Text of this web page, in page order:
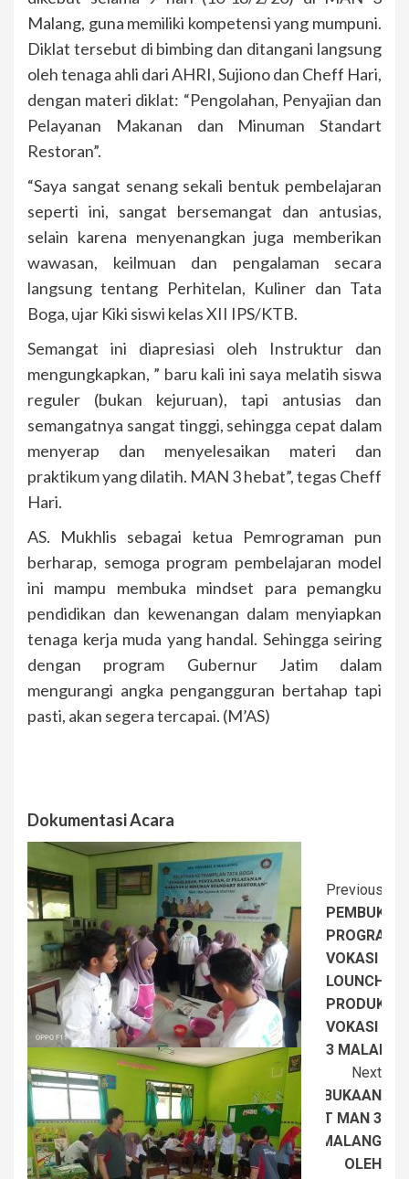
Malang, guna memiliki kompetensi yang mumpuni.
Diklat tersebut di bimbing dan ditangani langsung
oleh tenaga ahli dari AHRI, Sujiono dan Cheff Hari,
dengan materi diklat: “Pengolahan, Penyajian dan
Pelayanan Makanan dan Minuman Standart
Restoran”.
“Saya sangat senang sekali bentuk pembelajaran
seperti ini, sangat bersemangat dan antusias,
selain karena menyenangkan juga memberikan
wawasan, keilmuan dan pengalaman secara
langsung tentang Perhitelan, Kuliner dan Tata
Boga, ujar Kiki siswi kelas XII IPS/KTB.
Semangat ini diapresiasi oleh Instruktur dan
mengungkapkan, ” baru kali ini saya melatih siswa
reguler (bukan kejuruan), tapi antusias dan
semangatnya sangat tinggi, sehingga cepat dalam
menyerap dan menyelesaikan materi dan
praktikum yang dilatih. MAN 3 hebat”, tegas Cheff
Hari.
AS. Mukhlis sebagai ketua Pemrograman pun
berharap, semoga program pembelajaran model
ini mampu membuka mindset para pemangku
pendidikan dan kewenangan dalam menyiapkan
tenaga kerja muda yang handal. Sehingga seiring
dengan program Gubernur Jatim dalam
mengurangi angka pengangguran bertahap tapi
pasti, akan segera tercapai. (M’AS)
Dokumentasi Acara
Post
Previous
PROGRAM
VOKASI &
LOUNCHING
PRODUK
VOKASI
3 MALANG
Next
PEMBUKAAN
HUT MAN 3
MALANG
OLEH